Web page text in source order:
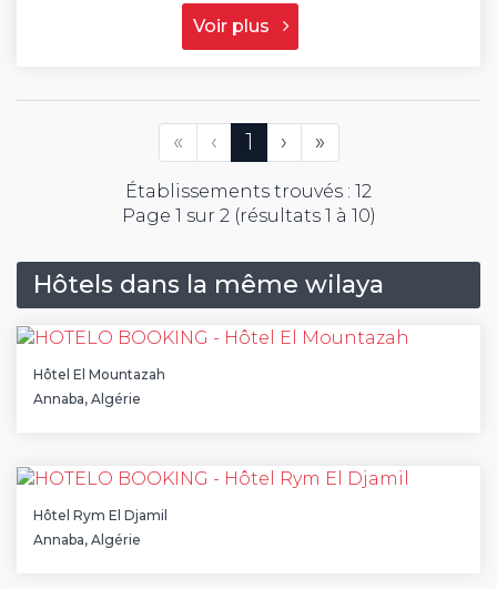
Voir plus
«Première
‹Précédent
1 (Actuelle)
›Suivant
»Dernière
Établissements trouvés : 12
Page 1 sur 2 (résultats 1 à 10)
Hôtels dans la même wilaya
Hôtel El Mountazah
Annaba, Algérie
Hôtel Rym El Djamil
Annaba, Algérie